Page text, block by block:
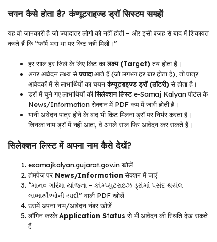
चयन कैसे होता है? कंप्यूटराइज्ड ड्रॉ सिस्टम समझें
यह वो जानकारी है जो ज्यादातर लोगों को नहीं होती – और इसी वजह से बाद में शिकायत
करते हैं कि “फॉर्म भरा था पर किट नहीं मिली।”
हर साल हर जिले के लिए किट कालक्ष्य (Target) तय होता है।
अगर आवेदन लक्ष्य सेज्यादाआते हैं (जो लगभग हर बार होता है), तो पात्र
आवेदकों में से लाभार्थियों का चयनकंप्यूटराइज्ड ड्रॉ (लॉटरी) से होता है।
ड्रॉ में चुने गए लाभार्थियों कीसिलेक्शन लिस्टe-Samaj Kalyan पोर्टल के
News/Information सेक्शन में PDF रूप में जारी होती है।
यानी आवेदन पात्र होने के बाद भी किट मिलना ड्रॉ पर निर्भर करता है।
जिनका नाम ड्रॉ में नहीं आता, वे अगले साल फिर आवेदन कर सकते हैं।
सिलेक्शन लिस्ट में अपना नाम कैसे देखें?
esamajkalyan.gujarat.gov.in खोलें
होमपेज पर News/Information सेक्शन में जाएं
“માનવ ગરિમા યોજના – કોમ્પ્યુટરાઇઝ ડ્રોમાં પસંદ થયેલ
લાભાર્થીઓની યાદી” वाली PDF खोलें
उसमें अपना नाम/आवेदन नंबर खोजें
लॉगिन करकेApplication Status से भी आवेदन की स्थिति देख सकते
हैं